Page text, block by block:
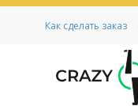
Как сделать заказ